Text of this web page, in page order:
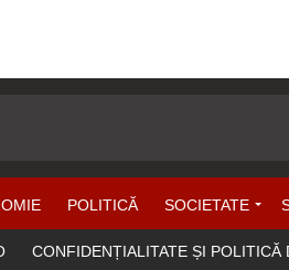
POLITICĂ SOCIETATE
CONFIDENȚIALITATE ȘI POLITICĂ